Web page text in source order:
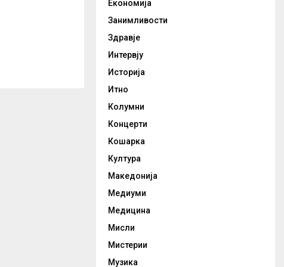
Економија
Занимливости
Здравје
Интервју
Историја
Итно
Колумни
Концерти
Кошарка
Култура
Македонија
Медиуми
Медицина
Мисли
Мистерии
Музика